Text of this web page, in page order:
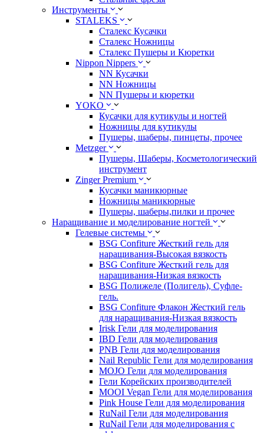
Инструменты
STALEKS
Сталекс Кусачки
Сталекс Ножницы
Сталекс Пушеры и Кюретки
Nippon Nippers
NN Кусачки
NN Ножницы
NN Пушеры и кюретки
YOKO
Кусачки для кутикулы и ногтей
Ножницы для кутикулы
Пушеры, шаберы, пинцеты, прочее
Metzger
Пушеры, Шаберы, Косметологический
инструмент
Zinger Premium
Кусачки маникюрные
Ножницы маникюрные
Пушеры, шаберы,пилки и прочее
Наращивание и моделирование ногтей
Гелевые системы
BSG Confiture Жесткий гель для
наращивания-Высокая вязкость
BSG Confiture Жесткий гель для
наращивания-Низкая вязкость
BSG Полижеле (Полигель), Суфле-
гель.
BSG Confiture Флакон Жесткий гель
для наращивания-Низкая вязкость
Irisk Гели для моделирования
IBD Гели для моделирования
PNB Гели для моделирования
Nail Republic Гели для моделирования
MOJO Гели для моделирования
Гели Корейских производителей
MOOI Vegan Гели для моделирования
Pink House Гели для моделирования
RuNail Гели для моделирования
RuNail Гели для моделирования с